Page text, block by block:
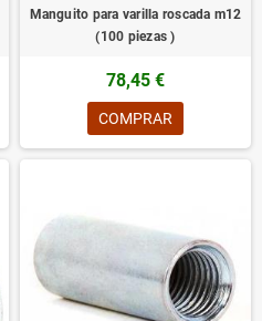
Manguito para varilla roscada m12
(100 piezas )
78,45 €
COMPRAR